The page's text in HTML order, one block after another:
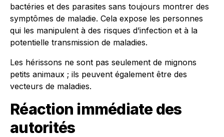
bactéries et des parasites sans toujours montrer des
symptômes de maladie. Cela expose les personnes
qui les manipulent à des risques d’infection et à la
potentielle transmission de maladies.
Les hérissons ne sont pas seulement de mignons
petits animaux ; ils peuvent également être des
vecteurs de maladies.
Réaction immédiate des
autorités